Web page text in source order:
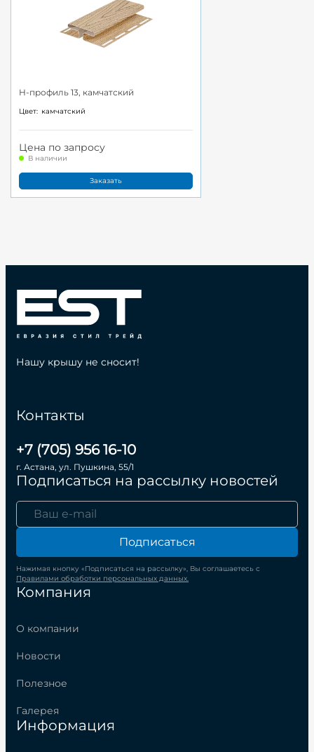
H-профиль 13, камчатский
Цвет: камчатский
Цена по запросу
В наличии
Заказать
Компания
О компании
Новости
Полезное
Галерея
Информация
Контакты
+7 (705) 956 16-10
г. Астана, ул. Пушкина, 55/1
Подписаться на рассылку новостей
Подписаться
Нажимая кнопку «Подписаться на рассылку», Вы соглашаетесь с
Правилами обработки персональных данных.
Нашу крышу не сносит!